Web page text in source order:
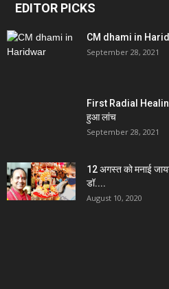
EDITOR PICKS
CM dhami in
September 28, 2021
First Radial
हुआ लांच
September 28, 2021
12 अगस्त को मनाई
डॉ....
August 10, 2020